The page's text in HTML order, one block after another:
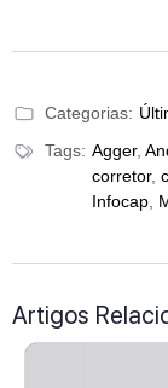
Categorias:
Tags: Agger,
corretor,
Infocap
Artigos